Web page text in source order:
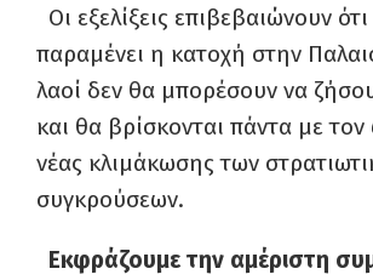
Οι εξελίξεις επιβεβαιώνουν
παραμένει η κατοχή στην
λαοί δεν θα μπορέσουν να
και θα βρίσκονται πάντα με
νέας κλιμάκωσης των
συγκρούσεων.
Εκφράζουμε την αμέριστη